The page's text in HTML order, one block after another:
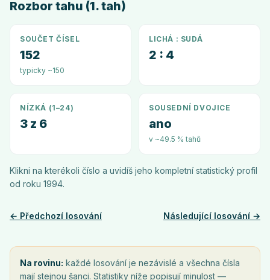
Rozbor tahu (1. tah)
SOUČET ČÍSEL
152
typicky ~150
LICHÁ : SUDÁ
2 : 4
NÍZKÁ (1–24)
3 z 6
SOUSEDNÍ DVOJICE
ano
v ~49.5 % tahů
Klikni na kterékoli číslo a uvidíš jeho kompletní statistický profil
od roku 1994.
← Předchozí losování Následující losování →
Na rovinu: každé losování je nezávislé a všechna čísla
mají stejnou šanci. Statistiky níže popisují minulost —